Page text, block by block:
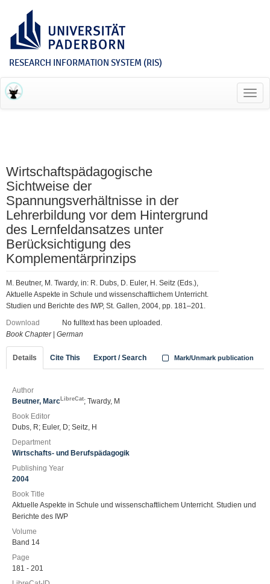
RESEARCH INFORMATION SYSTEM (RIS)
Wirtschaftspädagogische
Sichtweise der
Spannungsverhältnisse in der
Lehrerbildung vor dem Hintergrund
des Lernfeldansatzes unter
Berücksichtigung des
Komplementärprinzips
M. Beutner, M. Twardy, in: R. Dubs, D. Euler, H. Seitz (Eds.),
Aktuelle Aspekte in Schule und wissenschaftlichem Unterricht.
Studien und Berichte des IWP, St. Gallen, 2004, pp. 181–201.
Download
No fulltext has been uploaded.
Book Chapter| German
Details Cite This Export / Search Mark/Unmark publication
Author
Beutner, Marc LibreCat; Twardy, M
Book Editor
Dubs, R; Euler, D; Seitz, H
Department
Wirtschafts- und Berufspädagogik
Publishing Year
2004
Book Title
Aktuelle Aspekte in Schule und wissenschaftlichem Unterricht. Studien und
Berichte des IWP
Volume
Band 14
Page
181 - 201